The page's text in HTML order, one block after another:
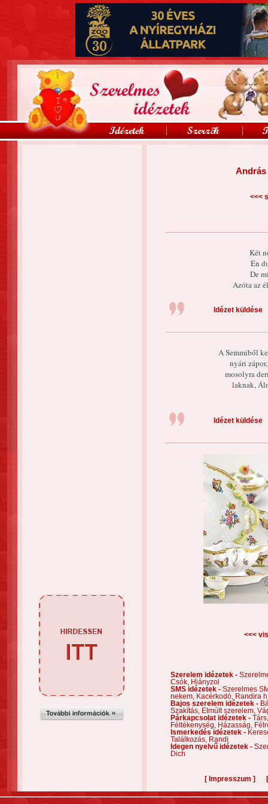
András
<<<
Két
Én
De
Azóta az
Idézet küldése
A Semmiből
nyári
mosolyra
laknak,
Idézet küldése
<<<
Szerelem idézetek -
Csók,
Hiányzol
SMS idézetek - Szerelmes
nekem,
Kacérkodó,
Randira
Bajos szerelem idézetek -
Szakítás,
Elmúlt szerelem,
Párkapcsolat idézetek -
Féltékenység,
Házasság,
Ismerkedés idézetek -
Találkozás,
Randi
Idegen nyelvű idézetek -
Dich
[ Impresszum ]